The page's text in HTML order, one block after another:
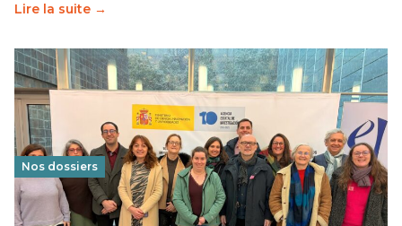
Lire la suite →
Nos dossiers
Éducation au vivre-ensemble : un échange croisé